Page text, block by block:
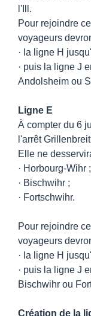
l'Ill.
Pour rejoindre
voyageurs
· la ligne H
· puis la ligne J
Andolsheim ou
Ligne E
À compter du 6
l'arrêt
Elle ne
· Horbourg-Wihr ;
· Bischwihr ;
· Fortschwihr.
Pour rejoindre
voyageurs
· la ligne H
· puis la ligne J
Bischwihr ou
Création de la